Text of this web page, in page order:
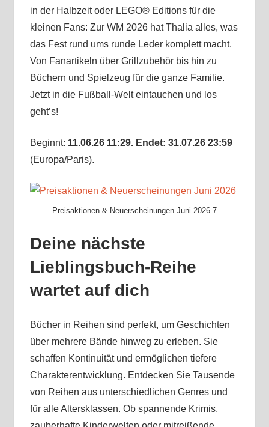
in der Halbzeit oder LEGO® Editions für die
kleinen Fans: Zur WM 2026 hat Thalia alles, was
das Fest rund ums runde Leder komplett macht.
Von Fanartikeln über Grillzubehör bis hin zu
Büchern und Spielzeug für die ganze Familie.
Jetzt in die Fußball-Welt eintauchen und los
geht’s!
Beginnt: 11.06.26 11:29. Endet: 31.07.26 23:59
(Europa/Paris).
Preisaktionen & Neuerscheinungen Juni 2026 7
Deine nächste
Lieblingsbuch-Reihe
wartet auf dich
Bücher in Reihen sind perfekt, um Geschichten
über mehrere Bände hinweg zu erleben. Sie
schaffen Kontinuität und ermöglichen tiefere
Charakterentwicklung. Entdecken Sie Tausende
von Reihen aus unterschiedlichen Genres und
für alle Altersklassen. Ob spannende Krimis,